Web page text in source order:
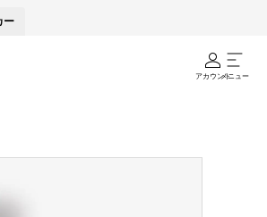
ー
アカウントメニュー